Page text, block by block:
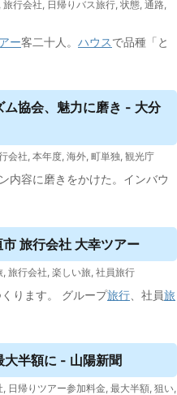
, 旅行会社, 日帰りバス旅行, 状態, 通路,
ー客二十人。 ハウスで品種「と
ム協会、魅力に磨き - 大分
会社, 本年度, 海外, 町単独, 観光庁
内容に磨きをかけた。インバウ
旅行会社 大幸ツアー
, 旅行会社, 楽しい旅, 社員旅行
ります。 グループ旅行 、社員旅
大半額に - 山陽新聞
, 日帰りツアー参加料金, 最大半額, 狙い,